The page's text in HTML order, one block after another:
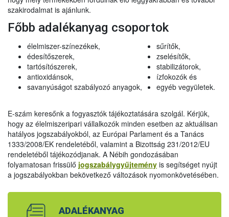
szakirodalmat is ajánlunk.
Főbb adalékanyag csoportok
élelmiszer-színezékek,
édesítőszerek,
tartósítószerek,
antioxidánsok,
savanyúságot szabályozó anyagok,
sűrítők,
zselésítők,
stabilizátorok,
ízfokozók és
egyéb vegyületek.
E-szám keresőnk a fogyasztók tájékoztatására szolgál. Kérjük,
hogy az élelmiszeripari vállalkozók minden esetben az aktuálisan
hatályos jogszabályokból, az Európai Parlament és a Tanács
1333/2008/EK rendeletéből, valamint a Bizottság 231/2012/EU
rendeletéből tájékozódjanak. A Nébih gondozásában
folyamatosan frissülő jogszabálygyűjtemény is segítséget nyújt
a jogszabályokban bekövetkező változások nyomonkövetésében.
ADALÉKANYAG